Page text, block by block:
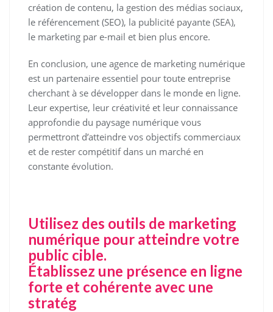
création de contenu, la gestion des médias sociaux,
le référencement (SEO), la publicité payante (SEA),
le marketing par e-mail et bien plus encore.
En conclusion, une agence de marketing numérique
est un partenaire essentiel pour toute entreprise
cherchant à se développer dans le monde en ligne.
Leur expertise, leur créativité et leur connaissance
approfondie du paysage numérique vous
permettront d’atteindre vos objectifs commerciaux
et de rester compétitif dans un marché en
constante évolution.
Utilisez des outils de marketing
numérique pour atteindre votre
public cible.
Établissez une présence en ligne
forte et cohérente avec une
stratég